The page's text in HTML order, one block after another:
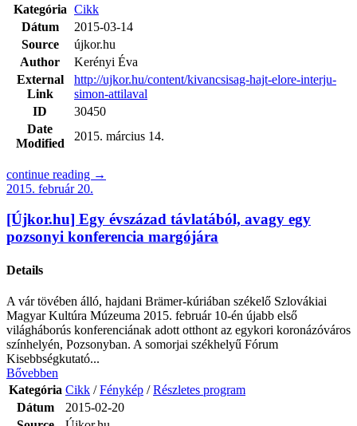
Kategória Cikk
Dátum
2015-03-14
Source
újkor.hu
Author
Kerényi Éva
External
Link
http://ujkor.hu/content/kivancsisag-hajt-elore-interju-
simon-attilaval
ID
30450
Date
Modified
2015. március 14.
continue reading →
2015. február 20.
[Újkor.hu] Egy évszázad távlatából, avagy egy
pozsonyi konferencia margójára
Details
A vár tövében álló, hajdani Brämer-kúriában székelő Szlovákiai
Magyar Kultúra Múzeuma 2015. február 10-én újabb első
világháborús konferenciának adott otthont az egykori koronázóváros
színhelyén, Pozsonyban. A somorjai székhelyű Fórum
Kisebbségkutató...
Bővebben
Kategória Cikk /Fénykép /Részletes program
Dátum
2015-02-20